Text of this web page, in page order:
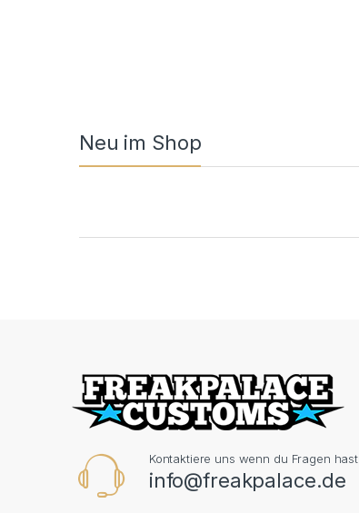
Neu im Shop
Kontaktiere uns wenn du Fragen hast
info@freakpalace.de